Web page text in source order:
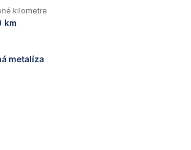
kilometre
km
metalíza